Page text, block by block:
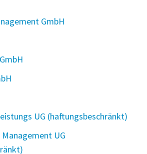
GmbH
UG (haftungsbeschränkt)
UG